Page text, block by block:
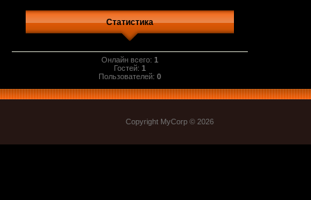
Статистика
Онлайн всего: 1
Гостей: 1
Пользователей: 0
Copyright MyCorp © 2026